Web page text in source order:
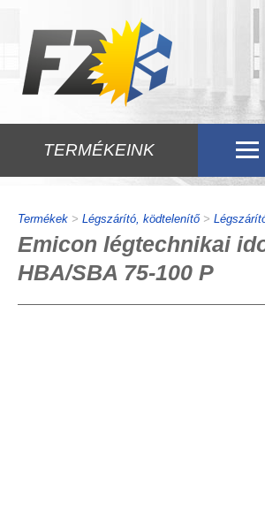
TERMÉKEINK
Termékek > Légszárító, ködtelenítő>
Emicon légtechnikai
HBA/SBA 75-100 P